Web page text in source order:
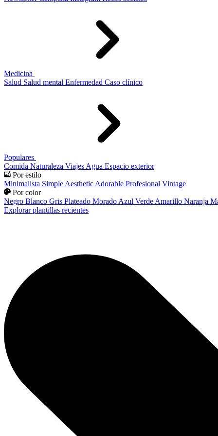
Medicina
Salud Salud mental Enfermedad Caso clínico
Populares
Comida Naturaleza Viajes Agua Espacio exterior
Por estilo
Minimalista Simple Aesthetic Adorable Profesional Vintage
Por color
Negro Blanco Gris Plateado Morado Azul Verde Amarillo Naranja
Explorar plantillas recientes